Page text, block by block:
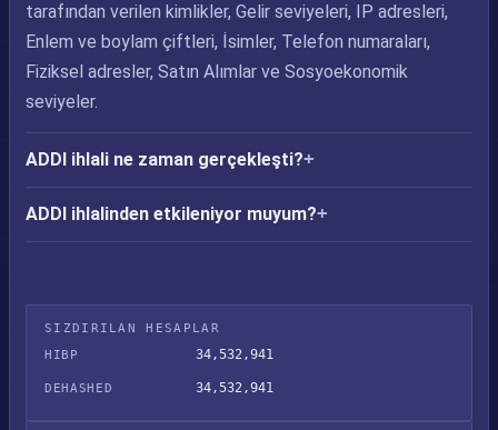
tarafından verilen kimlikler, Gelir seviyeleri, IP adresleri,
Enlem ve boylam çiftleri, İsimler, Telefon numaraları,
Fiziksel adresler, Satın Alımlar ve Sosyoekonomik
seviyeler.
ADDI ihlali ne zaman gerçekleşti?
ADDI ihlalinden etkileniyor muyum?
SIZDIRILAN HESAPLAR
HIBP
34,532,941
DEHASHED 34,532,941